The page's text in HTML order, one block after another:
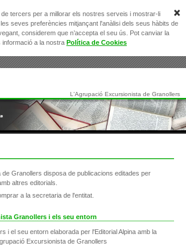
tercers per a millorar els nostres serveis i mostrar-li
seves preferències mitjançant l'anàlisi dels seus hàbits de
considerem que n’accepta el seu ús. Pot canviar la
a la nostra Política de Cookies
L'Agrupació Excursionista de Granollers
Granollers disposa de publicacions editades per
altres editorials.
a la secretaria de l'entitat.
Granollers i els seu entorn
i el seu entorn elaborada per l'Editorial Alpina amb la
Excursionista de Granollers